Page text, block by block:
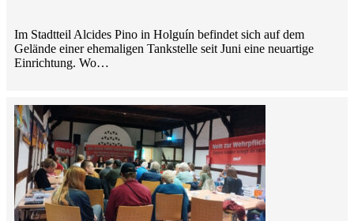
Im Stadtteil Alcides Pino in Holguín befindet sich auf dem
Gelände einer ehemaligen Tankstelle seit Juni eine neuartige
Einrichtung. Wo…